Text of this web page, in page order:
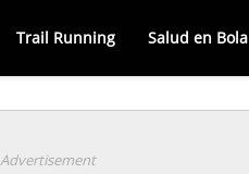
Trail Running Salud en Bola